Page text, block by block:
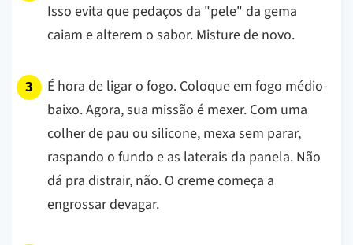
Isso evita que pedaços da "pele" da gema
caiam e alterem o sabor. Misture de novo.
É hora de ligar o fogo. Coloque em fogo médio-
baixo. Agora, sua missão é mexer. Com uma
colher de pau ou silicone, mexa sem parar,
raspando o fundo e as laterais da panela. Não
dá pra distrair, não. O creme começa a
engrossar devagar.